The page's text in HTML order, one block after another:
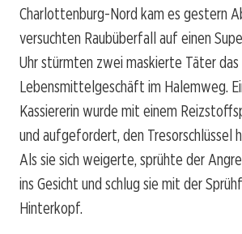
Charlottenburg-Nord kam es gestern
versuchten Raubüberfall auf einen
Uhr stürmten zwei maskierte Täter das
Lebensmittelgeschäft im Halemweg.
Kassiererin wurde mit einem
und aufgefordert, den Tresorschlüssel
Als sie sich weigerte, sprühte der
ins Gesicht und schlug sie mit der
Hinterkopf.